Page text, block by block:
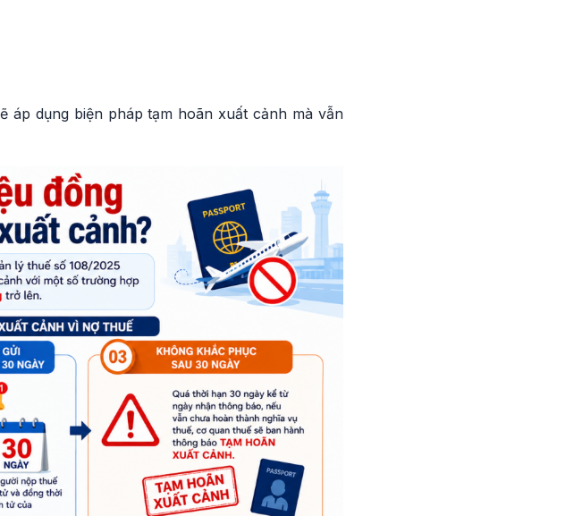
dụng biện pháp tạm hoãn xuất cảnh mà vẫn